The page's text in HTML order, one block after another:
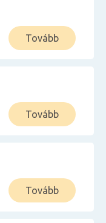
Tovább
Tovább
Tovább